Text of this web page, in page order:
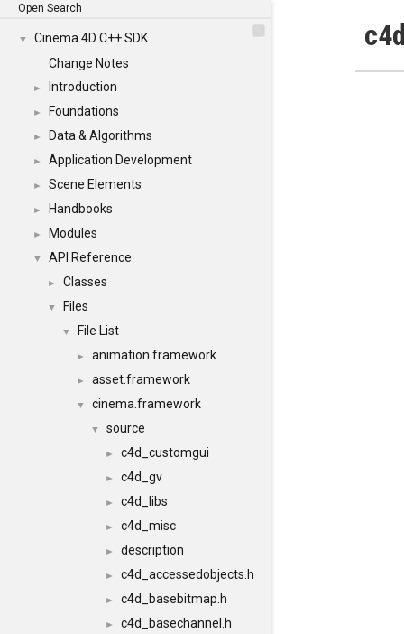
Open Search
▼
Cinema 4D C++ SDK
Change Notes
► Introduction
► Foundations
► Data & Algorithms
► Application Development
► Scene Elements
► Handbooks
► Modules
▼ API Reference
► Classes
▼ Files
▼ File List
► animation.framework
► asset.framework
▼ cinema.framework
▼ source
► c4d_customgui
► c4d_gv
► c4d_libs
► c4d_misc
► description
► c4d_accessedobjects.h
► c4d_basebitmap.h
► c4d_basechannel.h